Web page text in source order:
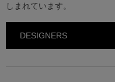
しまれています。
DESIGNERS